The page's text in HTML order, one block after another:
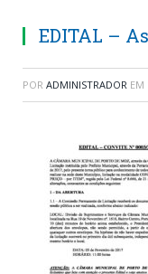
EDITAL –
POR ADMINISTRADOR EM